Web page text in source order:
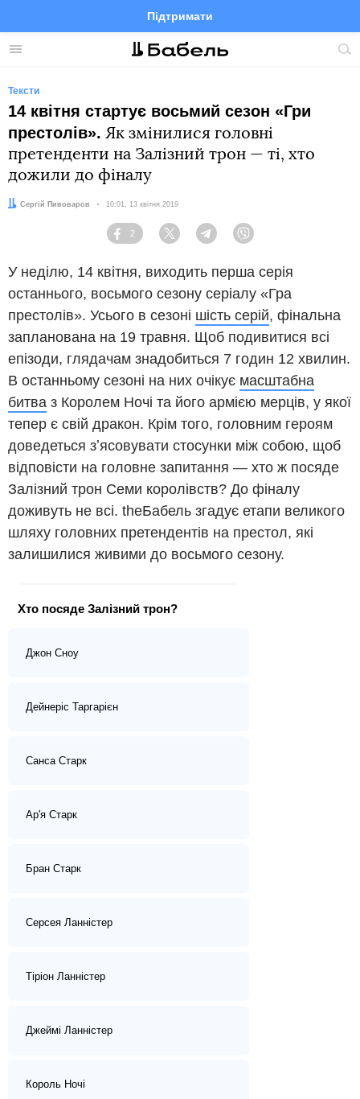
Меню
Підтримати
FacebookTelegramTwitter
Тексти
14 квітня стартує восьмий сезон «Гри
престолів». Як змінилися головні
претенденти на Залізний трон — ті, хто
дожили до фіналу
Автор:
Сергій Пивоваров Дата:
10:01, 13 квітня 2019
Facebook
2
Twitter TelegramViber
У неділю, 14 квітня, виходить перша серія
останнього, восьмого сезону серіалу «Гра
престолів». Усього в сезоні шість серій, фінальна
запланована на 19 травня. Щоб подивитися всі
епізоди, глядачам знадобиться 7 годин 12 хвилин.
В останньому сезоні на них очікує масштабна
битва з Королем Ночі та його армією мерців, у якої
тепер є свій дракон. Крім того, головним героям
доведеться зʼясовувати стосунки між собою, щоб
відповісти на головне запитання — хто ж посяде
Залізний трон Семи королівств? До фіналу
доживуть не всі. theБабель згадує етапи великого
шляху головних претендентів на престол, які
залишилися живими до восьмого сезону.
Хто посяде Залізний трон?
Джон Сноу
Дейнеріс Таргарієн
Санса Старк
Ар'я Старк
Бран Старк
Серсея Ланністер
Тіріон Ланністер
Джеймі Ланністер
Король Ночі